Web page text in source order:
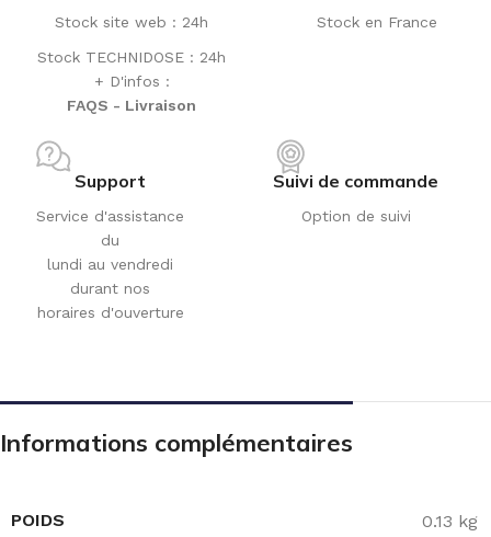
Stock site web : 24h
Stock TECHNIDOSE : 24h
+ D'infos :
FAQS - Livraison
Stock en France
Support
Service d'assistance
du
lundi au vendredi
durant nos
horaires d'ouverture
Suivi de commande
Option de suivi
Informations complémentaires
POIDS 0.13 kg